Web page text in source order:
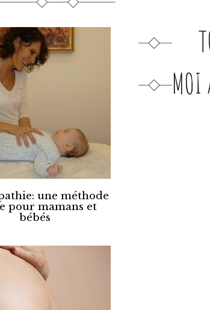
une méthode
pour mamans et
bébés
MOI